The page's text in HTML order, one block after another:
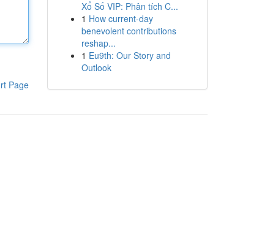
Page
Xổ Số VIP: Phân tích C...
1 How current-day
benevolent contributions
reshap...
1 Eu9th: Our Story and
Outlook